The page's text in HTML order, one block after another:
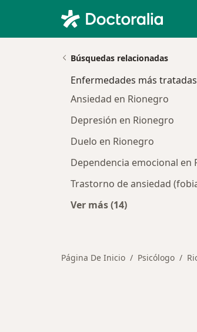
Búsquedas relacionadas
Enfermedades más tratadas
Ansiedad en Rionegro
Depresión en Rionegro
Duelo en Rionegro
Dependencia emocional en
Trastorno de ansiedad
Ver más (14)
Página De Inicio Psicólogo